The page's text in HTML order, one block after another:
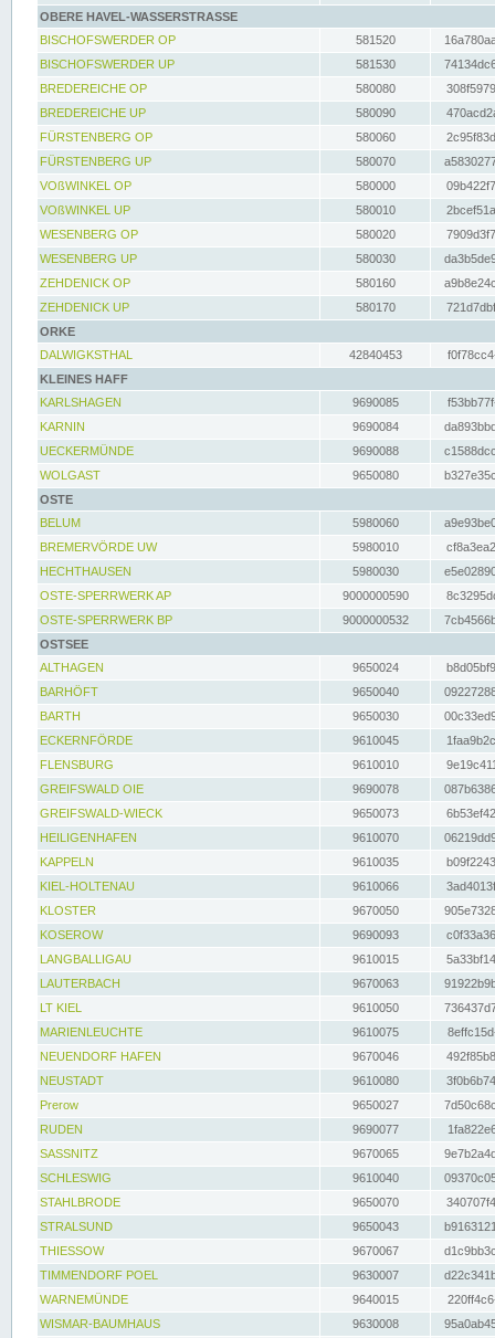
OBERE HAVEL-WASSERSTRASSE
BISCHOFSWERDER OP
581520
BISCHOFSWERDER UP
581530
BREDEREICHE OP
580080
BREDEREICHE UP
580090
FÜRSTENBERG OP
580060
FÜRSTENBERG UP
580070
VOßWINKEL OP
580000
VOßWINKEL UP
580010
WESENBERG OP
580020
WESENBERG UP
580030
ZEHDENICK OP
580160
ZEHDENICK UP
580170
ORKE
DALWIGKSTHAL
42840453
KLEINES HAFF
KARLSHAGEN
9690085
KARNIN
9690084
UECKERMÜNDE
9690088
WOLGAST
9650080
OSTE
BELUM
5980060
BREMERVÖRDE UW
5980010
HECHTHAUSEN
5980030
OSTE-SPERRWERK AP
9000000590
OSTE-SPERRWERK BP
9000000532
OSTSEE
ALTHAGEN
9650024
BARHÖFT
9650040
BARTH
9650030
ECKERNFÖRDE
9610045
FLENSBURG
9610010
GREIFSWALD OIE
9690078
GREIFSWALD-WIECK
9650073
HEILIGENHAFEN
9610070
KAPPELN
9610035
KIEL-HOLTENAU
9610066
KLOSTER
9670050
KOSEROW
9690093
LANGBALLIGAU
9610015
LAUTERBACH
9670063
LT KIEL
9610050
MARIENLEUCHTE
9610075
NEUENDORF HAFEN
9670046
NEUSTADT
9610080
Prerow
9650027
RUDEN
9690077
SASSNITZ
9670065
SCHLESWIG
9610040
STAHLBRODE
9650070
STRALSUND
9650043
THIESSOW
9670067
TIMMENDORF POEL
9630007
WARNEMÜNDE
9640015
WISMAR-BAUMHAUS
9630008